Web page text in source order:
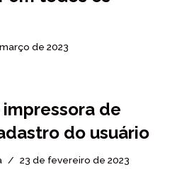
de 2023
de
do usuário
23 de fevereiro de 2023